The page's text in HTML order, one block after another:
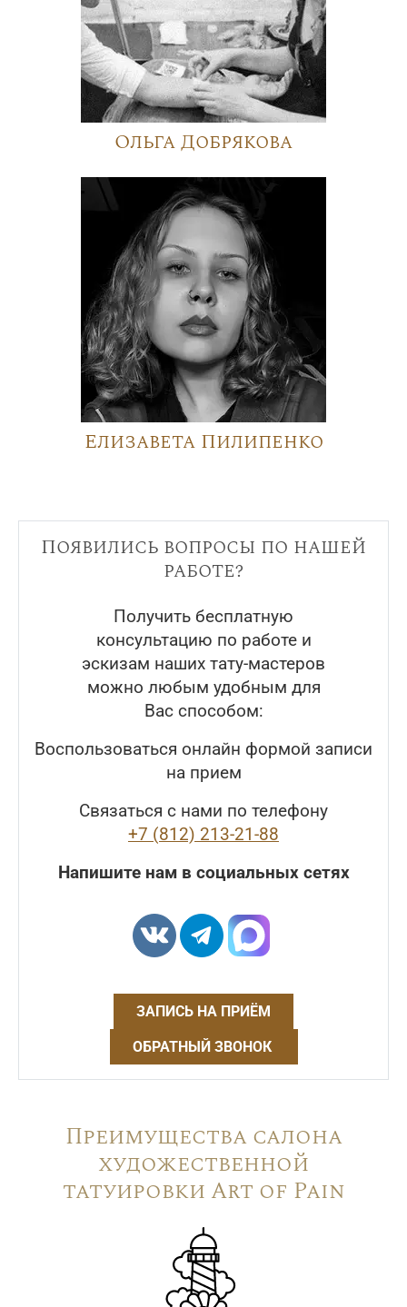
Ольга Добрякова
Елизавета Пилипенко
Появились вопросы по нашей
работе?
Получить бесплатную
консультацию по работе и
эскизам наших тату-мастеров
можно любым удобным для
Вас способом:
Воспользоваться онлайн формой записи
на прием
Связаться с нами по телефону
+7 (812) 213-21-88
Напишите нам в социальных сетях
ЗАПИСЬ НА ПРИЁМ
ОБРАТНЫЙ ЗВОНОК
Преимущества салона
художественной
татуировки Art of Pain